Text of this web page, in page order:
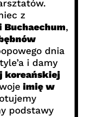
z
,
dnia
i damy
koreańskiej
imię w
podstawy